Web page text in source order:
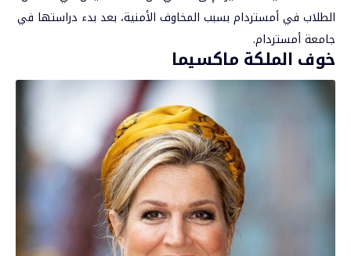
الطلاب في أمستردام بسبب المخاوف الأمنية، بعد بدء دراستها في
جامعة أمستردام.
خوف الملكة ماكسيما